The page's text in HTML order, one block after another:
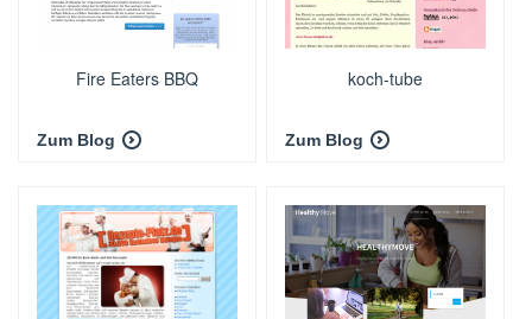
Fire Eaters BBQ
Zum Blog
koch-tube
Zum Blog